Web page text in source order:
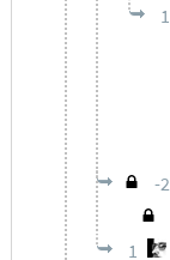
1
-2
1